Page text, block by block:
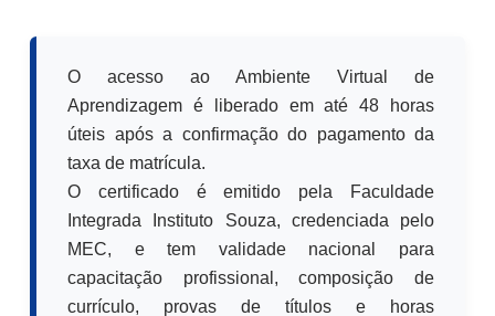
O acesso ao Ambiente Virtual de
Aprendizagem é liberado em até 48 horas
úteis após a confirmação do pagamento da
taxa de matrícula.
O certificado é emitido pela Faculdade
Integrada Instituto Souza, credenciada pelo
MEC, e tem validade nacional para
capacitação profissional, composição de
currículo, provas de títulos e horas